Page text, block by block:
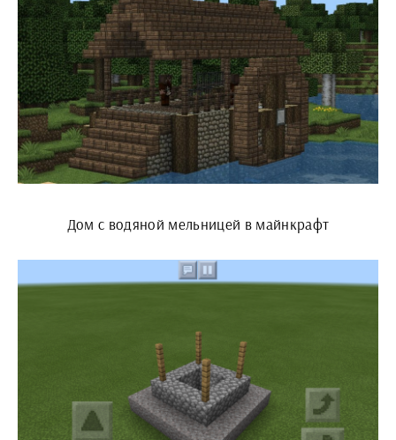
Дом с водяной мельницей в майнкрафт